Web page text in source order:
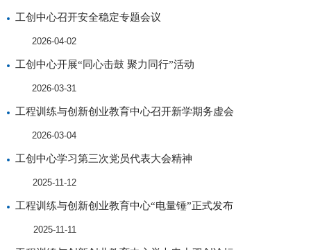
工创中心召开安全稳定专题会议
2026-04-02
工创中心开展“同心击鼓 聚力同行”活动
2026-03-31
工程训练与创新创业教育中心召开新学期务虚会
2026-03-04
工创中心学习第三次党员代表大会精神
2025-11-12
工程训练与创新创业教育中心“电量锤”正式发布
2025-11-11